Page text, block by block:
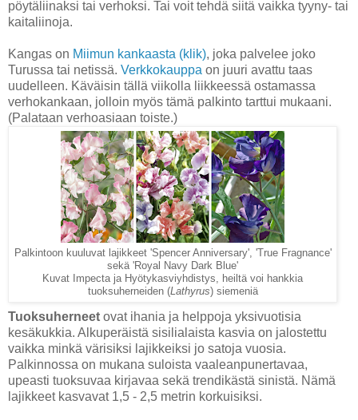
pöytäliinaksi tai verhoksi. Tai voit tehdä siitä vaikka tyyny- tai
kaitaliinoja.
Kangas on Miimun kankaasta (klik), joka palvelee joko
Turussa tai netissä. Verkkokauppa on juuri avattu taas
uudelleen. Käväisin tällä viikolla liikkeessä ostamassa
verhokankaan, jolloin myös tämä palkinto tarttui mukaani.
(Palataan verhoasiaan toiste.)
Palkintoon kuuluvat lajikkeet 'Spencer Anniversary', 'True Fragnance'
sekä 'Royal Navy Dark Blue'
Kuvat Impecta ja Hyötykasviyhdistys, heiltä voi hankkia
tuoksuherneiden (Lathyrus) siemeniä
Tuoksuherneet ovat ihania ja helppoja yksivuotisia
kesäkukkia. Alkuperäistä sisilialaista kasvia on jalostettu
vaikka minkä värisiksi lajikkeiksi jo satoja vuosia.
Palkinnossa on mukana suloista vaaleanpunertavaa,
upeasti tuoksuvaa kirjavaa sekä trendikästä sinistä. Nämä
lajikkeet kasvavat 1,5 - 2,5 metrin korkuisiksi.